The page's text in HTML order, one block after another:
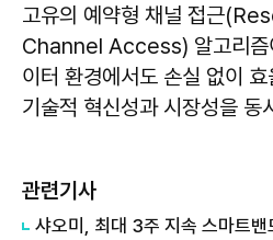
고유의 예약형 채널 접근
Channel Access) 알고리즘
이터 환경에서도 손실 없이
기술적 혁신성과 시장성을 동
관련기사